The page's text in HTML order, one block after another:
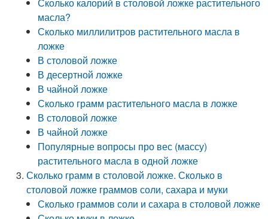
масла?
Сколько миллилитров растительного масла в
ложке
В столовой ложке
В десертной ложке
В чайной ложке
Сколько грамм растительного масла в ложке
В столовой ложке
В чайной ложке
Популярные вопросы про вес (массу)
растительного масла в одной ложке
Сколько грамм в столовой ложке. Сколько в
столовой ложке граммов соли, сахара и муки
Сколько граммов соли и сахара в столовой ложке